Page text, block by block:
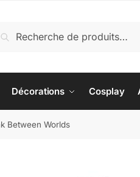
:
Recherche
Décorations Cosplay
Between Worlds